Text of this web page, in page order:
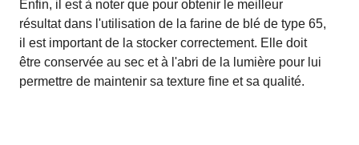
Enfin, il est à noter que pour obtenir le meilleur
résultat dans l'utilisation de la farine de blé de type 65,
il est important de la stocker correctement. Elle doit
être conservée au sec et à l'abri de la lumière pour lui
permettre de maintenir sa texture fine et sa qualité.